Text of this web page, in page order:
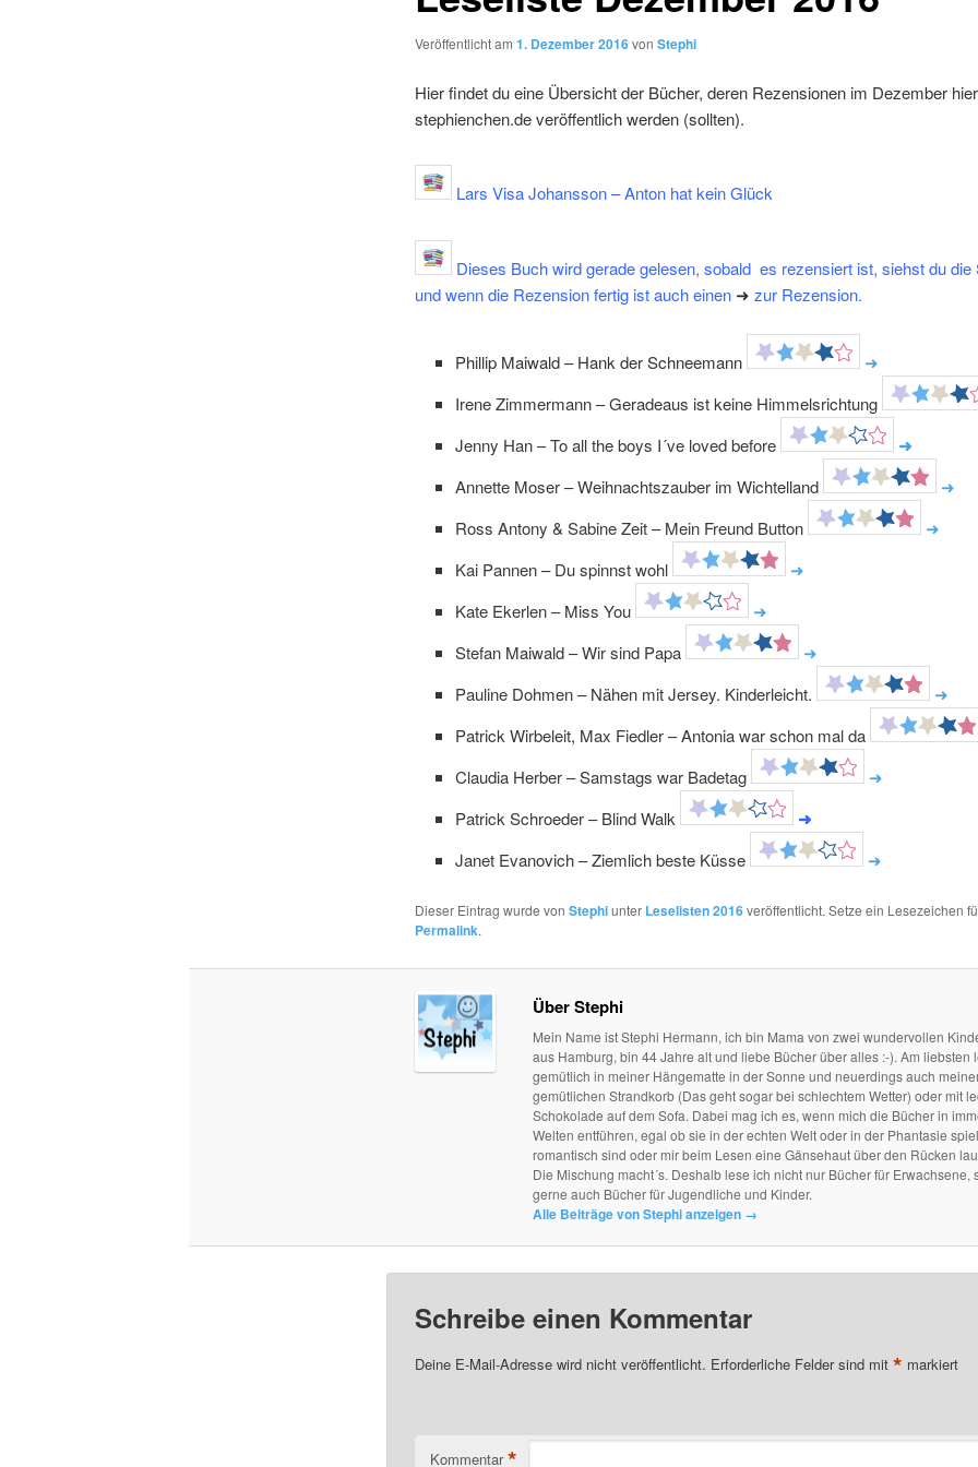
Veröffentlicht am 1. Dezember 2016von Stephi
Hier findet du eine Übersicht der Bücher, deren Rezensionen im Dezember
stephienchen.de veröffentlich werden (sollten).
Lars Visa Johansson – Anton hat kein Glück
Dieses Buch wird gerade gelesen, sobald es rezensiert ist, siehst du die
und wenn die Rezension fertig ist auch einen ➜ zur Rezension.
Phillip Maiwald – Hank der Schneemann
➜
Irene Zimmermann – Geradeaus ist keine Himmelsrichtung
Jenny Han – To all the boys I´ve loved before
➜
Annette Moser – Weihnachtszauber im Wichtelland
➜
Ross Antony & Sabine Zeit – Mein Freund Button
➜
Kai Pannen – Du spinnst wohl
➜
Kate Ekerlen – Miss You
➜
Stefan Maiwald – Wir sind Papa
➜
Pauline Dohmen – Nähen mit Jersey. Kinderleicht.
➜
Patrick Wirbeleit, Max Fiedler – Antonia war schon mal da
Claudia Herber – Samstags war Badetag
➜
Patrick Schroeder – Blind Walk
➜
Janet Evanovich – Ziemlich beste Küsse ➜
Dieser Eintrag wurde von Stephiunter Leselisten 2016veröffentlicht. Setze ein Lesezeichen
Permalink.
Über Stephi
Mein Name ist Stephi Hermann, ich bin Mama von zwei wundervollen
aus Hamburg, bin 44 Jahre alt und liebe Bücher über alles :-). Am liebsten
gemütlich in meiner Hängematte in der Sonne und neuerdings auch
gemütlichen Strandkorb (Das geht sogar bei schlechtem Wetter) oder mit
Schokolade auf dem Sofa. Dabei mag ich es, wenn mich die Bücher in
Welten entführen, egal ob sie in der echten Welt oder in der Phantasie
romantisch sind oder mir beim Lesen eine Gänsehaut über den Rücken
Die Mischung macht´s. Deshalb lese ich nicht nur Bücher für Erwachsene,
gerne auch Bücher für Jugendliche und Kinder.
Alle Beiträge von Stephi anzeigen →
Schreibe einen Kommentar
Deine E-Mail-Adresse wird nicht veröffentlicht. Erforderliche Felder sind mit * markiert
Kommentar *